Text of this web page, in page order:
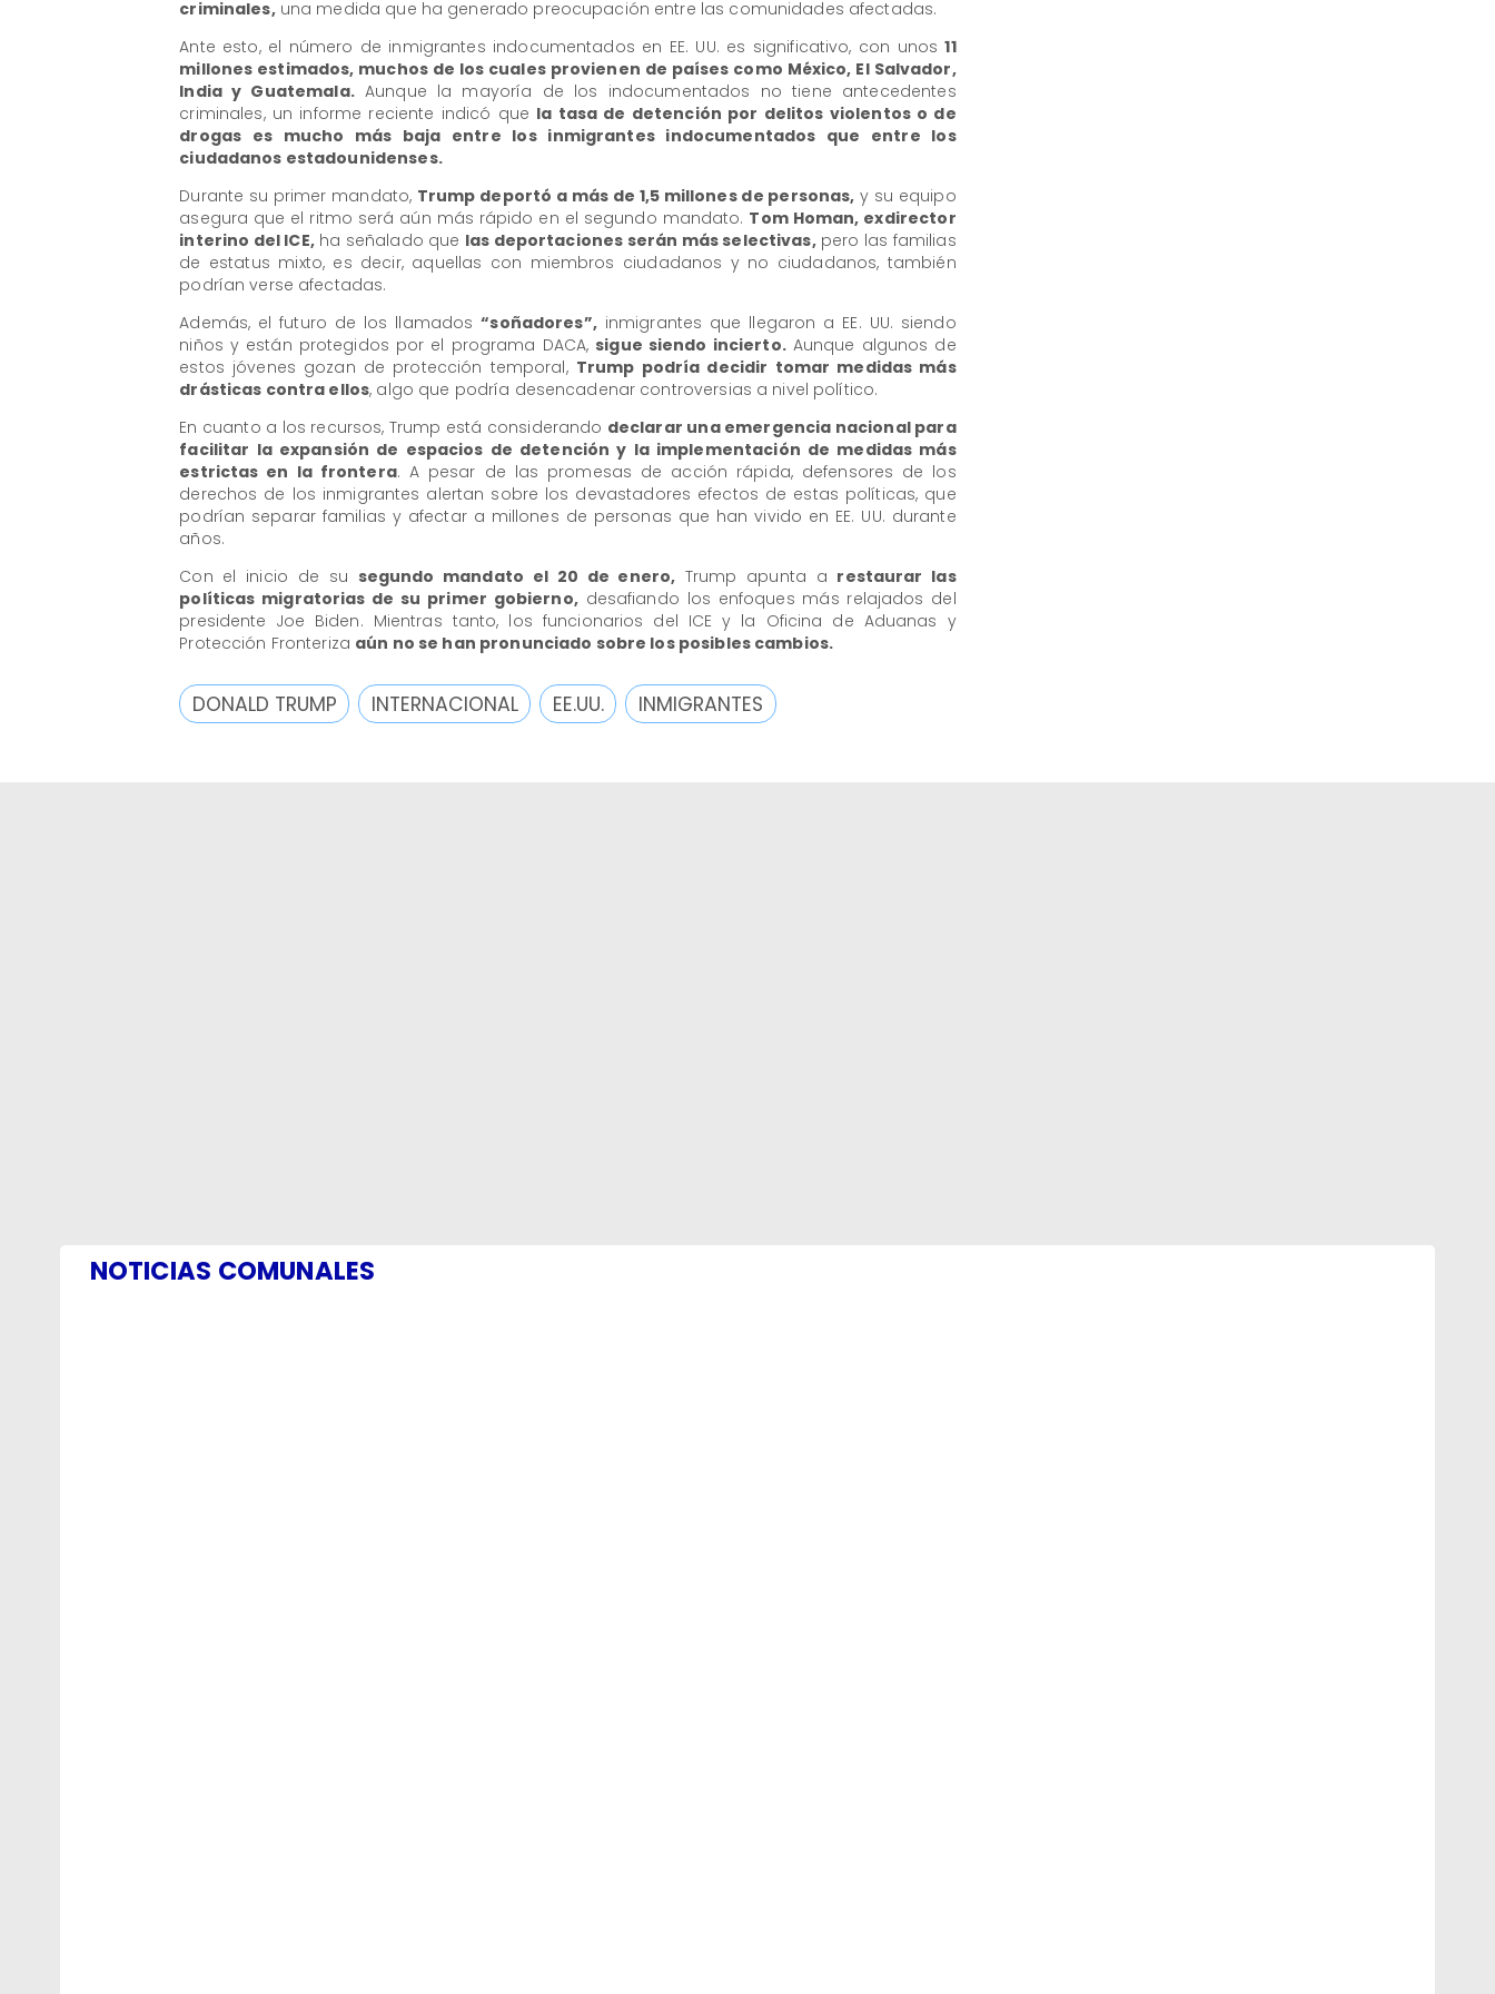
criminales,una medida que ha generado preocupación entre las comunidades afectadas.
Ante esto, el número de inmigrantes indocumentados en EE. UU. es significativo, con unos11
millones estimados, muchos de los cuales provienen de países como México, El Salvador,
India y Guatemala.Aunque la mayoría de los indocumentados no tiene antecedentes
criminales, un informe reciente indicó que la tasa de detención por delitos violentos o de
drogas es mucho más baja entre los inmigrantes indocumentados que entre los
ciudadanos estadounidenses.
Durante su primer mandato, Trump deportó a más de 1,5 millones de personas, y su equipo
asegura que el ritmo será aún más rápido en el segundo mandato. Tom Homan, exdirector
interino del ICE,ha señalado que las deportaciones serán más selectivas,pero las familias
de estatus mixto, es decir, aquellas con miembros ciudadanos y no ciudadanos, también
podrían verse afectadas.
Además, el futuro de los llamados“soñadores”,inmigrantes que llegaron a EE. UU. siendo
niños y están protegidos por el programa DACA,sigue siendo incierto.Aunque algunos de
estos jóvenes gozan de protección temporal, Trump podría decidir tomar medidas más
drásticas contra ellos, algo que podría desencadenar controversias a nivel político.
En cuanto a los recursos, Trump está considerando declarar una emergencia nacional para
facilitar la expansión de espacios de detención y la implementación de medidas más
estrictas en la frontera. A pesar de las promesas de acción rápida, defensores de los
derechos de los inmigrantes alertan sobre los devastadores efectos de estas políticas, que
podrían separar familias y afectar a millones de personas que han vivido en EE. UU. durante
años.
Con el inicio de su segundo mandato el 20 de enero, Trump apunta a restaurar las
políticas migratorias de su primer gobierno,desafiando los enfoques más relajados del
presidente Joe Biden. Mientras tanto, los funcionarios del ICE y la Oficina de Aduanas y
Protección Fronteriza aún no se han pronunciado sobre los posibles cambios.
DONALD TRUMP INTERNACIONAL EE.UU. INMIGRANTES
NOTICIAS COMUNALES